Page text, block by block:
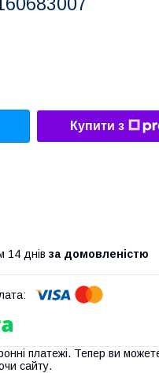
Купити з
14 днів за домовленістю
платежі. Тепер ви
сайту.